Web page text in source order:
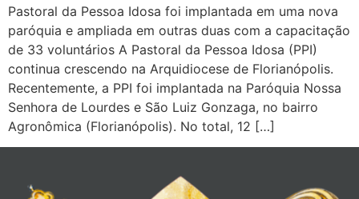
Pastoral da Pessoa Idosa foi implantada em uma nova
paróquia e ampliada em outras duas com a capacitação
de 33 voluntários A Pastoral da Pessoa Idosa (PPI)
continua crescendo na Arquidiocese de Florianópolis.
Recentemente, a PPI foi implantada na Paróquia Nossa
Senhora de Lourdes e São Luiz Gonzaga, no bairro
Agronômica (Florianópolis). No total, 12 […]